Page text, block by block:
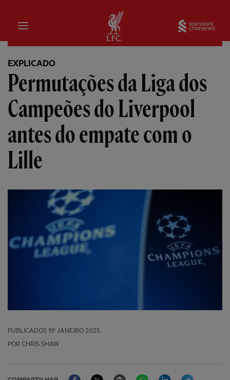
Inicial
EXPLICADO
Permutações da Liga dos
Campeões do Liverpool
antes do empate com o
Lille
PUBLICADOS 19º JANEIRO 2025
POR CHRIS SHAW
FacebookTwitter Email WhatsAppLinkedIn